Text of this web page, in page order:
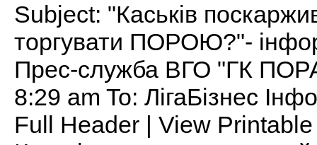
Subject: "Каськів
торгувати ПОРОЮ?"-
Прес-служба ВГО "ГК
8:29 am To: ЛігаБізнес
Full Header | View